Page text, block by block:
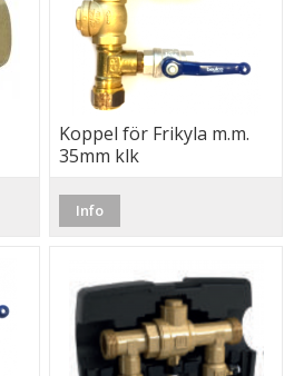
Koppel för Frikyla m.m.
35mm klk
Info